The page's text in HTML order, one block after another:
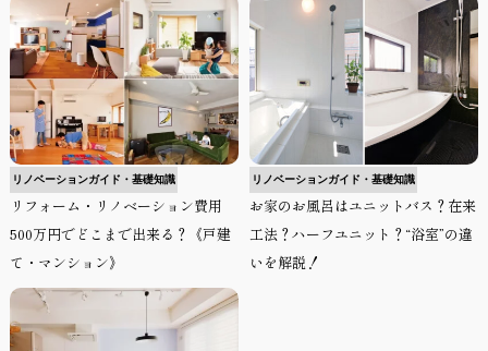
リノベーションガイド・基礎知識
リフォーム・リノベーション費用
500万円でどこまで出来る？《戸建
て・マンション》
リノベーションガイド・基礎知識
お家のお風呂はユニットバス？在来
工法？ハーフユニット？“浴室”の違
いを解説！